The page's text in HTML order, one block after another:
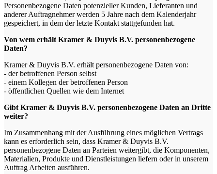
Personenbezogene Daten potenzieller Kunden, Lieferanten und
anderer Auftragnehmer werden 5 Jahre nach dem Kalenderjahr
gespeichert, in dem der letzte Kontakt stattgefunden hat.
Von wem erhält Kramer & Duyvis B.V. personenbezogene
Daten?
Kramer & Duyvis B.V. erhält personenbezogene Daten von:
- der betroffenen Person selbst
- einem Kollegen der betroffenen Person
- öffentlichen Quellen wie dem Internet
Gibt Kramer & Duyvis B.V. personenbezogene Daten an Dritte
weiter?
Im Zusammenhang mit der Ausführung eines möglichen Vertrags
kann es erforderlich sein, dass Kramer & Duyvis B.V.
personenbezogene Daten an Parteien weitergibt, die Komponenten,
Materialien, Produkte und Dienstleistungen liefern oder in unserem
Auftrag Arbeiten ausführen.